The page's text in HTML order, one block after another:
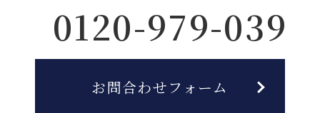
0120-979-039
お問合わせフォーム